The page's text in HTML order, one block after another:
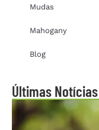
Mudas
Mahogany
Blog
Últimas Notícias